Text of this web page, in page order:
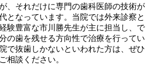
、それだけに専門の歯科医師の技術が
となっています。当院では外来診察と
験豊富な市川勝先生が主に担当し、で
の歯を残せる方向性で治療を行ってい
で抜歯しかないといわれた方は、ぜひ
相談ください。